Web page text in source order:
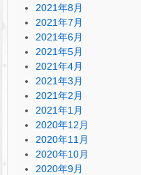
2021年8月
2021年7月
2021年6月
2021年5月
2021年4月
2021年3月
2021年2月
2021年1月
2020年12月
2020年11月
2020年10月
2020年9月